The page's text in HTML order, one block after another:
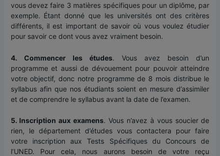
vous devez faire 3 matières spécifiques pour un diplôme, par
exemple. Étant donné que les universités ont des critères
différents, il est important de savoir où vous voulez étudier
pour savoir ce dont vous avez vraiment besoin.
4. Commencer les études. Vous avez besoin d’un
programme et aussi de dévouement pour pouvoir atteindre
votre objectif, donc notre programme de 8 mois distribue le
syllabus afin que nos étudiants soient en mesure d’assimiler
et de comprendre le syllabus avant la date de l’examen.
5. Inscription aux examens. Vous n’avez à vous soucier de
rien, le département d’études vous contactera pour faire
votre inscription aux Tests Spécifiques du Concours de
l’UNED. Pour cela, nous aurons besoin de votre reçu